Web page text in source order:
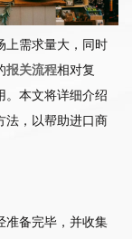
上需求量大，同时
报关流程相对复
。本文将详细介绍
法，以帮助进口商
准备完毕，并收集